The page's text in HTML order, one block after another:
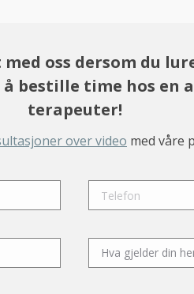
oss dersom du
bestille time hos en
terapeuter!
over video med våre